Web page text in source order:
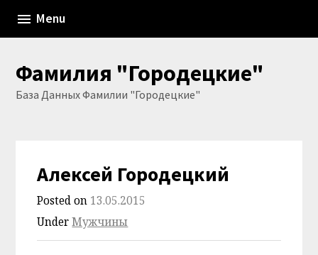
content
Menu
Фамилия "Городецкие"
База Данных Фамилии "Городецкие"
Алексей Городецкий
Posted on 13.05.2015
UnderМужчины